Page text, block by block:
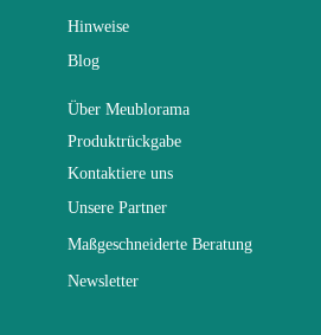
Grau
0
330x180x40
Nicht elektrisch
Hinweise
Blog
Über Meublorama
Produktrückgabe
Kontaktiere uns
Unsere Partner
Maßgeschneiderte Beratung
Newsletter